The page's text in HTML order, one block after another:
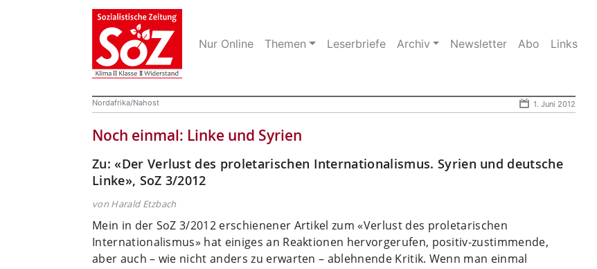
Nur Online Themen Leserbriefe Archiv Newsletter Abo Links
Nordafrika/Nahost 1. Juni 2012
Noch einmal: Linke und Syrien
Zu: «Der Verlust des proletarischen Internationalismus. Syrien und deutsche
Linke», SoZ 3/2012
von Harald Etzbach
Mein in der SoZ 3/2012 erschienener Artikel zum «Verlust des proletarischen
Internationalismus» hat einiges an Reaktionen hervorgerufen, positiv-zustimmende,
aber auch – wie nicht anders zu erwarten – ablehnende Kritik. Wenn man einmal